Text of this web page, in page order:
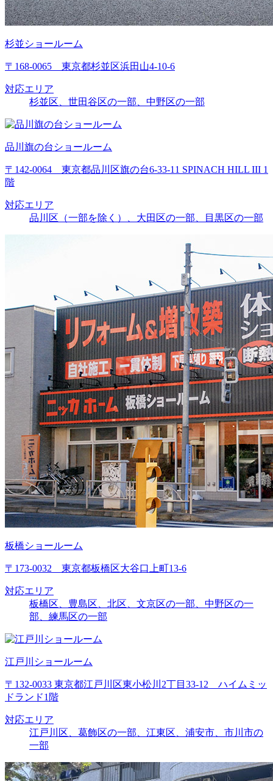
杉並ショールーム
〒168-0065 東京都杉並区浜田山4-10-6
対応エリア
杉並区、世田谷区の一部、中野区の一部
品川旗の台ショールーム
〒142-0064 東京都品川区旗の台6-33-11 SPINACH HILL III 1
階
対応エリア
品川区（一部を除く）、大田区の一部、目黒区の一部
板橋ショールーム
〒173-0032 東京都板橋区大谷口上町13-6
対応エリア
板橋区、豊島区、北区、文京区の一部、中野区の一
部、練馬区の一部
江戸川ショールーム
〒132-0033 東京都江戸川区東小松川2丁目33-12 ハイムミッ
ドランド1階
対応エリア
江戸川区、葛飾区の一部、江東区、浦安市、市川市の
一部